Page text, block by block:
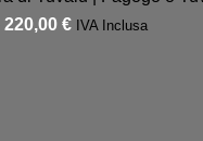
220,00 € IVA Inclusa